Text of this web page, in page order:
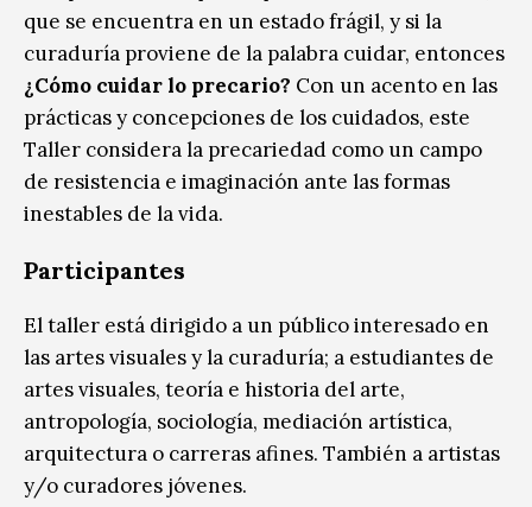
que se encuentra en un estado frágil, y si la
curaduría proviene de la palabra cuidar, entonces
¿Cómo cuidar lo precario? Con un acento en las
prácticas y concepciones de los cuidados, este
Taller considera la precariedad como un campo
de resistencia e imaginación ante las formas
inestables de la vida.
Participantes
El taller está dirigido a un público interesado en
las artes visuales y la curaduría; a estudiantes de
artes visuales, teoría e historia del arte,
antropología, sociología, mediación artística,
arquitectura o carreras afines. También a artistas
y/o curadores jóvenes.